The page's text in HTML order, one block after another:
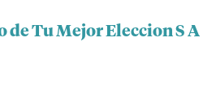
de Tu Mejor Eleccion S A